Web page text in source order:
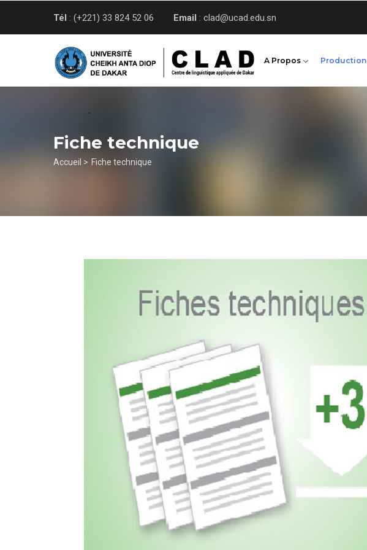
Tél : (+221) 33 824 52 06 Email : clad@ucad.edu.sn
A Propos Production
Fiche technique
Fil
Accueil > Fiche technique